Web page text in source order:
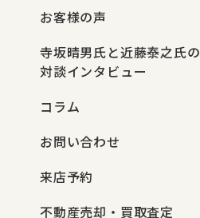
お客様の声
寺坂晴男氏と近藤泰之氏の
対談インタビュー
コラム
お問い合わせ
来店予約
不動産売却・買取査定